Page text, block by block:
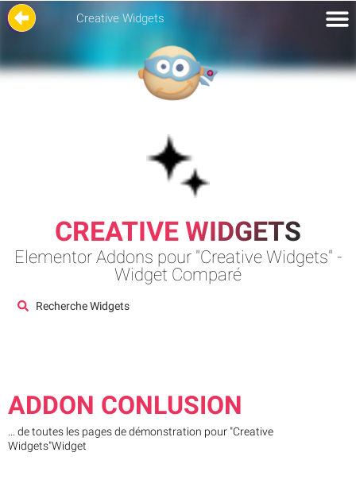
Creative Widgets
CREATIVE WIDGETS
Elementor Addons pour "Creative Widgets" -
Widget Comparé
ADDON CONLUSION
... de toutes les pages de démonstration pour "Creative
Widgets"Widget
Recherche Widgets